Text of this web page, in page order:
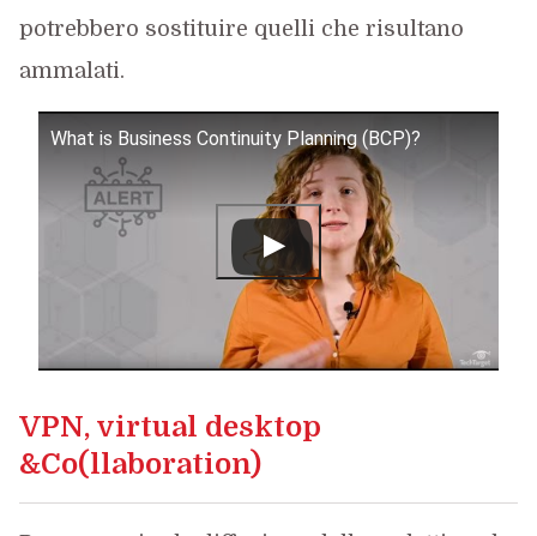
potrebbero sostituire quelli che risultano
ammalati.
What is Business Continuity Planning (BCP)?
VPN, virtual desktop
&Co(llaboration)